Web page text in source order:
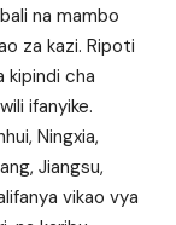
na mambo
za kazi. Ripoti
kipindi cha
ifanyike.
Ningxia,
Jiangsu,
vikao vya